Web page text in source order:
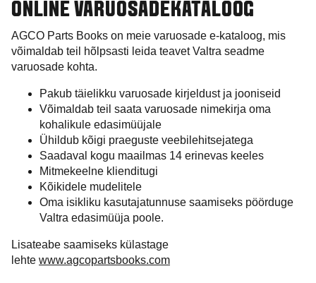
ONLINE VARUOSADEKATALOOG
AGCO Parts Books on meie varuosade e-kataloog, mis
võimaldab teil hõlpsasti leida teavet Valtra seadme
varuosade kohta.
Pakub täielikku varuosade kirjeldust ja jooniseid
Võimaldab teil saata varuosade nimekirja oma
kohalikule edasimüüjale
Ühildub kõigi praeguste veebilehitsejatega
Saadaval kogu maailmas 14 erinevas keeles
Mitmekeelne klienditugi
Kõikidele mudelitele
Oma isikliku kasutajatunnuse saamiseks pöörduge
Valtra edasimüüja poole.
Lisateabe saamiseks külastage
lehte www.agcopartsbooks.com